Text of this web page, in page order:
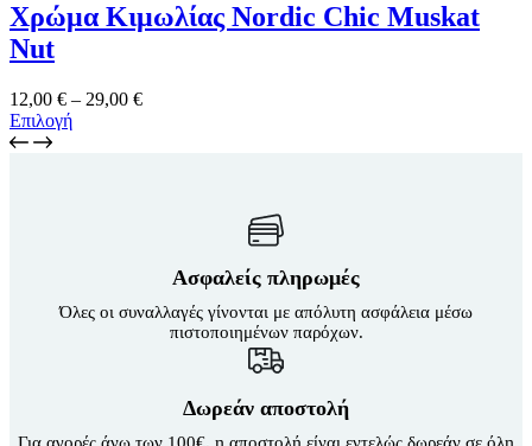
επιλογές
μπορούν
στη
σελίδα
Χρώμα Κιμωλίας Nordic Chic Muskat
Nut
12,00 € – 29,00 €Price
ΕπιλογήΑυτό
να
Ασφαλείς πληρωμές
Όλες οι συναλλαγές γίνονται με απόλυτη ασφάλεια μέσω
πιστοποιημένων παρόχων.
Δωρεάν αποστολή